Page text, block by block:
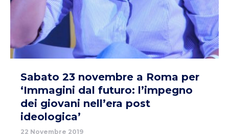
Sabato 23 novembre a Roma per
‘Immagini dal futuro: l’impegno
dei giovani nell’era post
ideologica’
22 Novembre 2019